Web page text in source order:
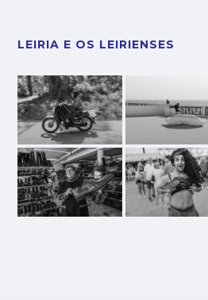
LEIRIA E OS LEIRIENSES